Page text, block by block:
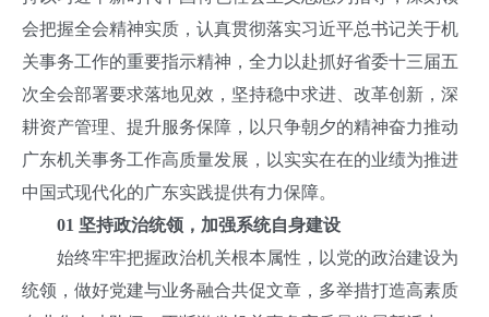
会把握全会精神实质，认真贯彻落实习近平总书记关于机
关事务工作的重要指示精神，全力以赴抓好省委十三届五
次全会部署要求落地见效，坚持稳中求进、改革创新，深
耕资产管理、提升服务保障，以只争朝夕的精神奋力推动
广东机关事务工作高质量发展，以实实在在的业绩为推进
中国式现代化的广东实践提供有力保障。
01 坚持政治统领，加强系统自身建设
始终牢牢把握政治机关根本属性，以党的政治建设为
统领，做好党建与业务融合共促文章，多举措打造高素质